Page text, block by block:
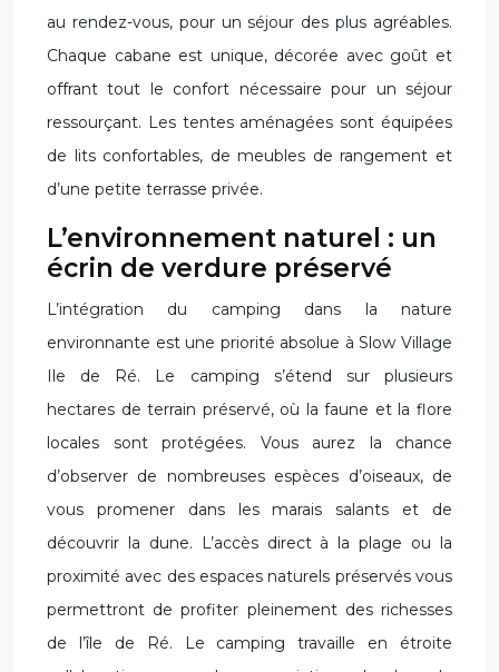
au rendez-vous, pour un séjour des plus agréables.
Chaque cabane est unique, décorée avec goût et
offrant tout le confort nécessaire pour un séjour
ressourçant. Les tentes aménagées sont équipées
de lits confortables, de meubles de rangement et
d’une petite terrasse privée.
L’environnement naturel : un
écrin de verdure préservé
L’intégration du camping dans la nature
environnante est une priorité absolue à Slow Village
Ile de Ré. Le camping s’étend sur plusieurs
hectares de terrain préservé, où la faune et la flore
locales sont protégées. Vous aurez la chance
d’observer de nombreuses espèces d’oiseaux, de
vous promener dans les marais salants et de
découvrir la dune. L’accès direct à la plage ou la
proximité avec des espaces naturels préservés vous
permettront de profiter pleinement des richesses
de l’île de Ré. Le camping travaille en étroite